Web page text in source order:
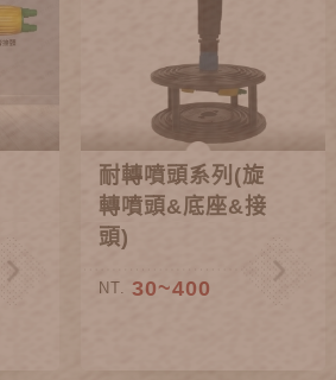
耐轉噴頭系列(旋
轉噴頭&底座&接
頭)
NT. 30~400